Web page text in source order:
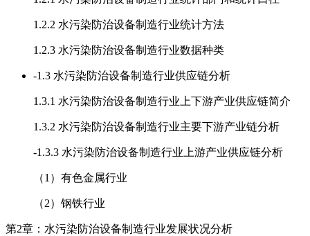
1.2.2 水污染防治设备制造行业统计方法
1.2.3 水污染防治设备制造行业数据种类
-1.3 水污染防治设备制造行业供应链分析
1.3.1 水污染防治设备制造行业上下游产业供应链简介
1.3.2 水污染防治设备制造行业主要下游产业链分析
-1.3.3 水污染防治设备制造行业上游产业供应链分析
（1）有色金属行业
（2）钢铁行业
第2章：水污染防治设备制造行业发展状况分析